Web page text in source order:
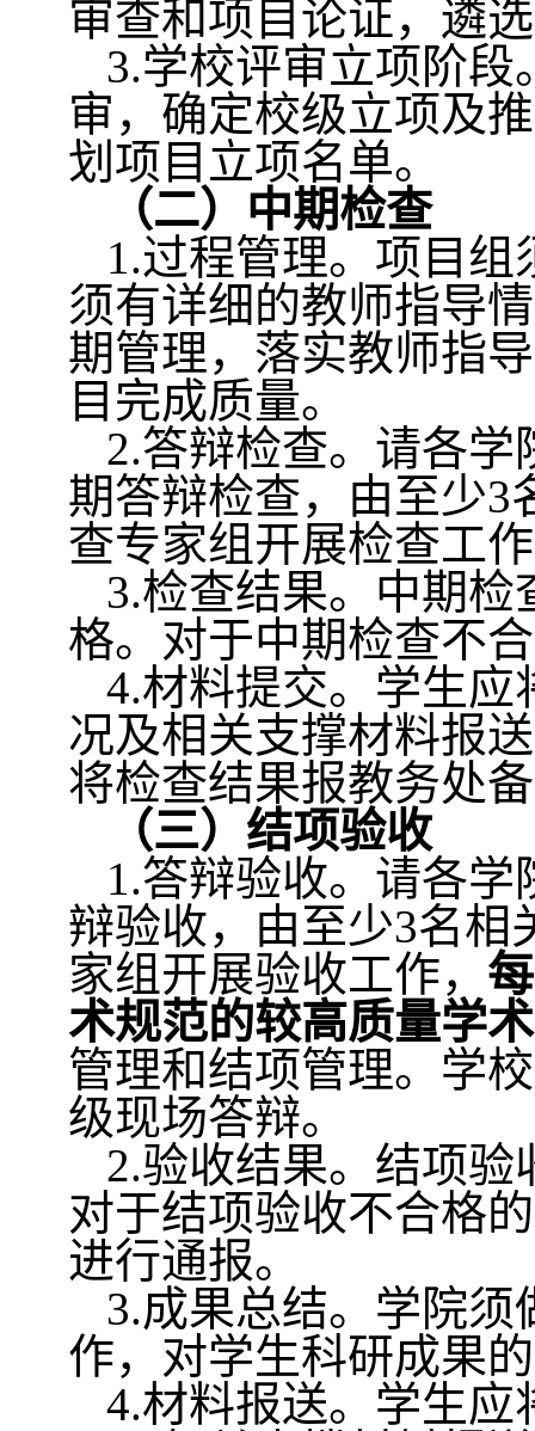
审查和项目论证，遴
3.学校评审立项阶段
审，确定校级立项及
划项目立项名单。
（二）中期检查
1.过程管理。项目组
须有详细的教师指导
期管理，落实教师指
目完成质量。
2.答辩检查。请各学
期答辩检查，由至少3
查专家组开展检查工
3.检查结果。中期检
格。对于中期检查不
4.材料提交。学生应
况及相关支撑材料报
将检查结果报教务处
（三）结项验收
1.答辩验收。请各学
辩验收，由至少3名相
家组开展验收工作，
术规范的较高质量学
管理和结项管理。学
级现场答辩。
2.验收结果。结项验
对于结项验收不合格
进行通报。
3.成果总结。学院须
作，对学生科研成果
4.材料报送。学生应